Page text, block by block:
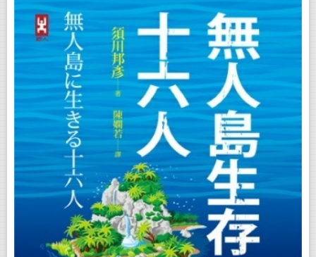
會員儲值方案